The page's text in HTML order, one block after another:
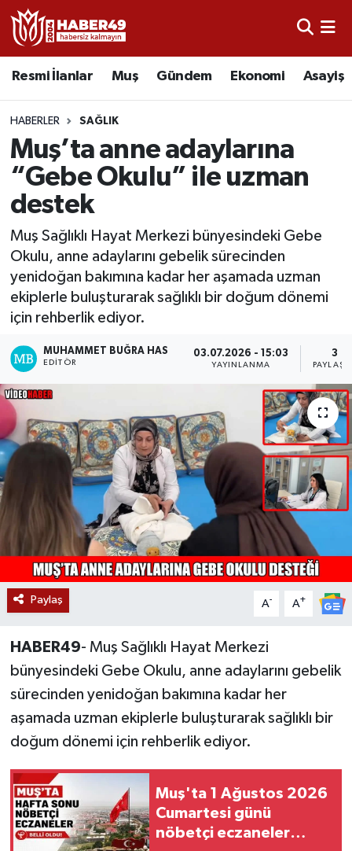
Resmi İlanlar Muş Gündem Ekonomi Asayiş
HABERLER SAĞLIK
Muş’ta anne adaylarına
“Gebe Okulu” ile uzman
destek
Muş Sağlıklı Hayat Merkezi bünyesindeki Gebe
Okulu, anne adaylarını gebelik sürecinden
yenidoğan bakımına kadar her aşamada uzman
ekiplerle buluşturarak sağlıklı bir doğum dönemi
için rehberlik ediyor.
MUHAMMET BUĞRA HAS
EDITÖR
03.07.2026 - 15:03
YAYINLANMA
3
Paylaş A- A+
HABER49- Muş Sağlıklı Hayat Merkezi
bünyesindeki Gebe Okulu, anne adaylarını gebelik
sürecinden yenidoğan bakımına kadar her
aşamada uzman ekiplerle buluşturarak sağlıklı bir
doğum dönemi için rehberlik ediyor.
Muş'ta 1 Ağustos 2026
Cumartesi günü
nöbetçi eczaneler
Resmi İlanlar
Asayiş
Bölge
Eğitim
Sağlık
Gündem
Teknoloji
Kültür Sanat
Muş
Hasköy
Korkut
Varto
Uşak Nöbetçi Eczaneler
Uşak Hava Durumu
Uşak Namaz Vakitleri
Uşak Trafik Yoğunluk Haritası
Tüm Manşetler
Son Dakika Haberleri